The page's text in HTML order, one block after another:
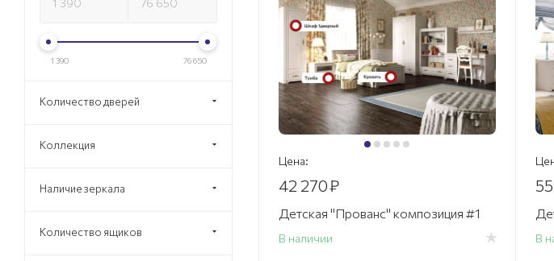
Цена:
42 270₽
Детская "Прованс" композиция #1
В наличии В
1 390 76 650
Количество дверей
Коллекция
Наличие зеркала
Количество ящиков